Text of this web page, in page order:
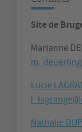
Site de
Marianne
Lucie
Nathalie